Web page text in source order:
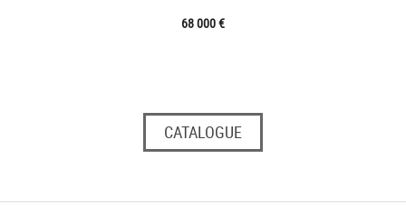
68 000 €
CATALOGUE